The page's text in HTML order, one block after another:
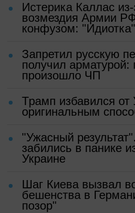
Истерика Каллас
возмездия Армии
конфузом: "Идиотка"
Запретил русскую
получил арматурой:
произошло ЧП
Трамп избавился от
оригинальным
"Ужасный
забились в панике
Украине
Шаг Киева вызвал
бешенства в
позор"